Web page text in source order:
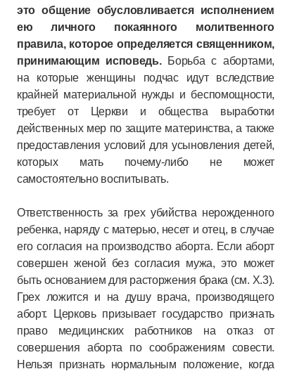
это общение обусловливается исполнением
ею личного покаянного молитвенного
правила, которое определяется священником,
принимающим исповедь.Борьба с абортами,
на которые женщины подчас идут вследствие
крайней материальной нужды и беспомощности,
требует от Церкви и общества выработки
действенных мер по защите материнства, а также
предоставления условий для усыновления детей,
которых мать почему-либо не может
самостоятельно воспитывать.
Ответственность за грех убийства нерожденного
ребенка, наряду с матерью, несет и отец, в случае
его согласия на производство аборта. Если аборт
совершен женой без согласия мужа, это может
быть основанием для расторжения брака (см. X.3).
Грех ложится и на душу врача, производящего
аборт. Церковь призывает государство признать
право медицинских работников на отказ от
совершения аборта по соображениям совести.
Нельзя признать нормальным положение, когда